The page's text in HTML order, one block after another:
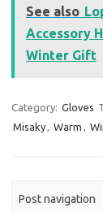
See also
Accessory
Winter Gift
Category: Gloves
Misaky, Warm ,
Post navigation